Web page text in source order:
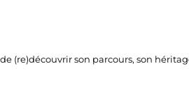
(re)découvrir son parcours, son